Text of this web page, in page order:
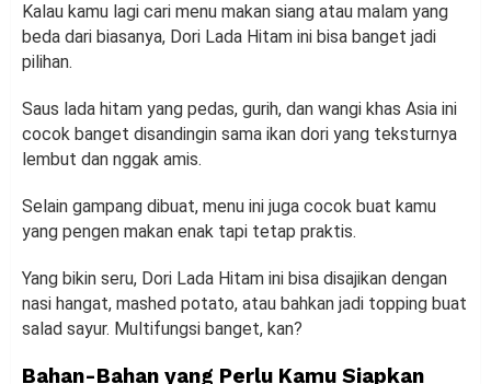
Kalau kamu lagi cari menu makan siang atau malam yang
beda dari biasanya, Dori Lada Hitam ini bisa banget jadi
pilihan.
Saus lada hitam yang pedas, gurih, dan wangi khas Asia ini
cocok banget disandingin sama ikan dori yang teksturnya
lembut dan nggak amis.
Selain gampang dibuat, menu ini juga cocok buat kamu
yang pengen makan enak tapi tetap praktis.
Yang bikin seru, Dori Lada Hitam ini bisa disajikan dengan
nasi hangat, mashed potato, atau bahkan jadi topping buat
salad sayur. Multifungsi banget, kan?
Bahan-Bahan yang Perlu Kamu Siapkan